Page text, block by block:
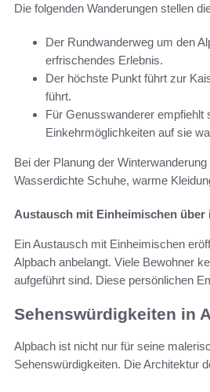
Die folgenden Wanderungen stellen
Der Rundwanderweg um den
erfrischendes Erlebnis.
Der höchste Punkt führt zur
führt.
Für Genusswanderer empfiehlt
Einkehrmöglichkeiten auf sie
Bei der Planung der
Wasserdichte Schuhe, warme
Austausch mit Einheimischen über
Ein Austausch mit Einheimischen
Alpbach anbelangt. Viele Bewohner
aufgeführt sind. Diese persönlichen
Sehenswürdigkeiten in
Alpbach ist nicht nur für seine
Sehenswürdigkeiten. Die Architektur